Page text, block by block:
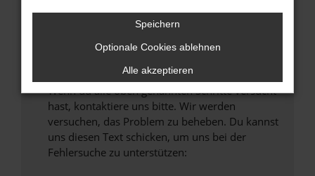
Sicherheitsrisiko, sondern kann auch dazu
unterstützt werden.
Wende dich an den Webseitenbetreiber.
Wenn du alle oben genannten Schritte versucht
hast, kontaktiere uns bitte. Wir werden
versuchen, das Problem zu beheben. Du kannst
uns diesen Text schicken, um uns bei der
Fehlersuche zu unterstützen:
Speichern
Optionale Cookies ablehnen
Alle akzeptieren